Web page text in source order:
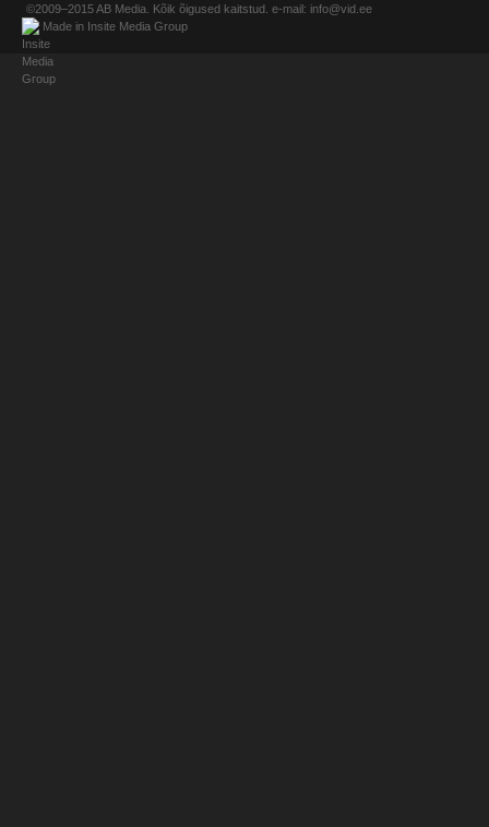
©2009–2015AB Media . Kõik õigused kaitstud. e-mail: info@vid.ee
Made in Insite Media Group